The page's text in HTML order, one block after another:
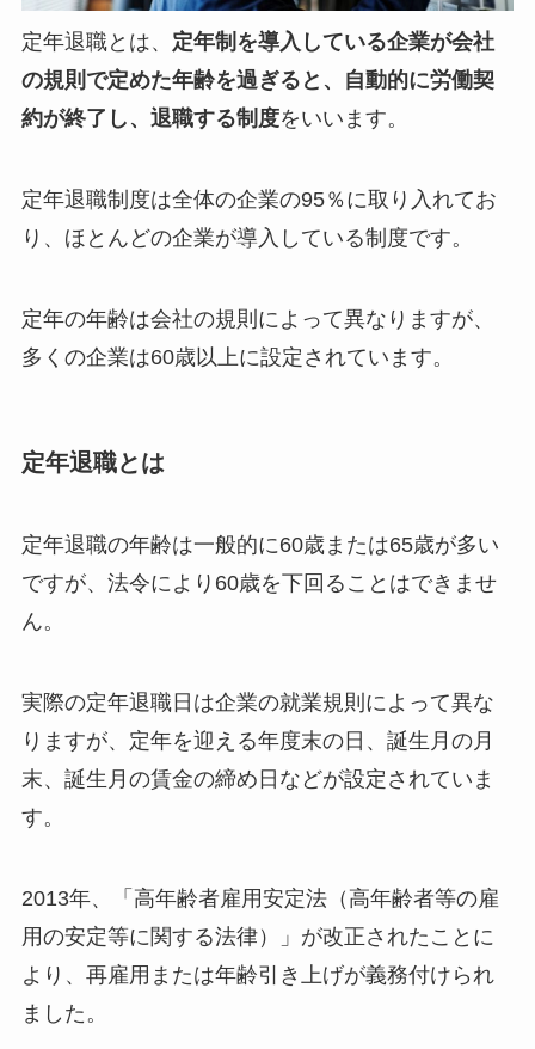
定年退職とは、 定年制を導入している企業が会社
の規則で定めた年齢を過ぎると、自動的に労働契
約が終了し、退職する制度をいいます。
定年退職制度は全体の企業の95％に取り入れてお
り、ほとんどの企業が導入している制度です。
定年の年齢は会社の規則によって異なりますが、
多くの企業は60歳以上に設定されています。
定年退職とは
定年退職の年齢は一般的に60歳または65歳が多い
ですが、法令により60歳を下回ることはできませ
ん。
実際の定年退職日は企業の就業規則によって異な
りますが、定年を迎える年度末の日、誕生月の月
末、誕生月の賃金の締め日などが設定されていま
す。
2013年、「高年齢者雇用安定法（高年齢者等の雇
用の安定等に関する法律）」が改正されたことに
より、再雇用または年齢引き上げが義務付けられ
ました。